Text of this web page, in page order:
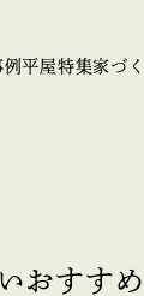
例平屋特集家づ
おすす